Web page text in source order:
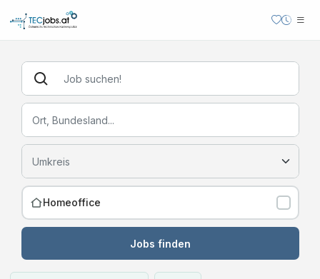
Homeoffice
Jobs finden